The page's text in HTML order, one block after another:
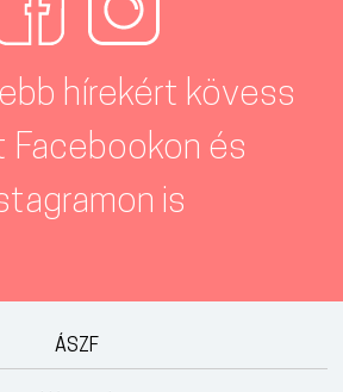
hírekért kövess
Facebookon és
is
ÁSZF